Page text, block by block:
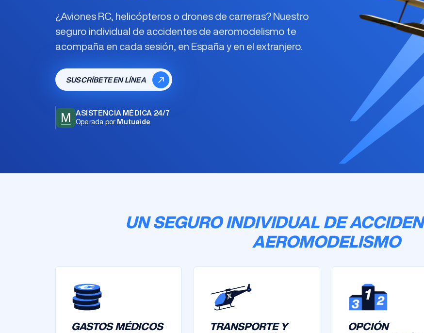
¿Aviones RC, helicópteros o drones de carreras? Nuestro
seguro individual de accidentes de aeromodelismo te
acompaña en cada sesión, en España y en el extranjero.
SUSCRÍBETE EN LÍNEA
M ASISTENCIA MÉDICA 24/7
Operada por Mutuaide
UN SEGURO INDIVIDUAL DE
AEROMODELISMO
GASTOS MÉDICOS
TRANSPORTE Y
OPCIÓN